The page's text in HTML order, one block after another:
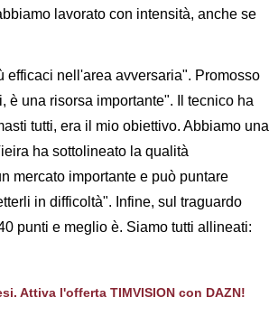
lavorato con intensità, anche se
nell'area avversaria". Promosso
è una risorsa importante". Il tecnico ha
tutti, era il mio obiettivo. Abbiamo una
ha sottolineato la qualità
mercato importante e può puntare
in difficoltà". Infine, sul traguardo
punti e meglio è. Siamo tutti allineati:
Attiva l'offerta TIMVISION con DAZN!